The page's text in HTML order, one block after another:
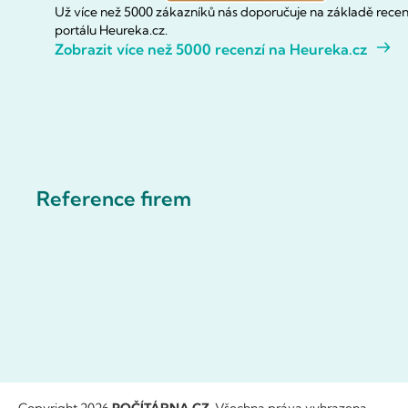
Už více než 5000 zákazníků nás doporučuje na základě
portálu Heureka.cz.
Zobrazit více než 5000 recenzí na Heureka.cz
Reference firem